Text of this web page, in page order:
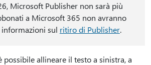
Microsoft Publisher non sarà più
a Microsoft 365 non avranno
informazioni sul ritiro di Publisher.
possibile allineare il testo a sinistra, a